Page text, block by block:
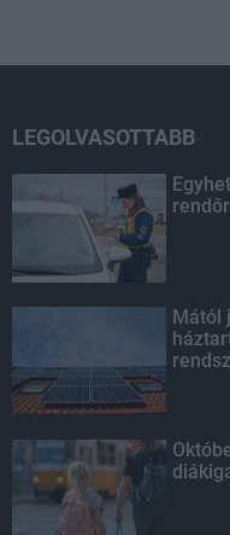
LEGOLVASOTTABB
Mától